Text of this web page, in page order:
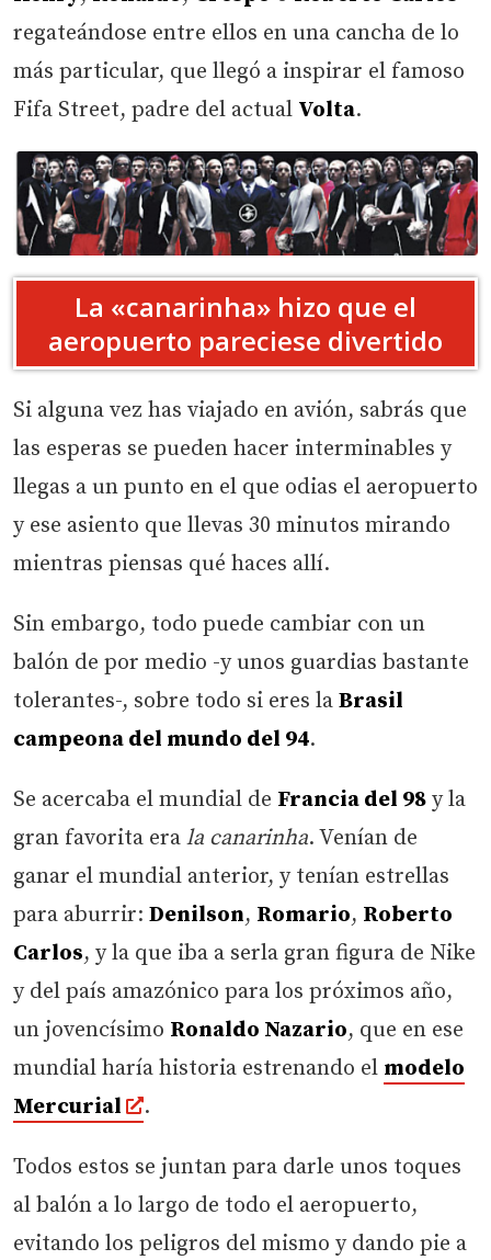
regateándose entre ellos en una cancha de lo
más particular, que llegó a inspirar el famoso
Fifa Street, padre del actual Volta.
La «canarinha» hizo que el
aeropuerto pareciese divertido
Si alguna vez has viajado en avión, sabrás que
las esperas se pueden hacer interminables y
llegas a un punto en el que odias el aeropuerto
y ese asiento que llevas 30 minutos mirando
mientras piensas qué haces allí.
Sin embargo, todo puede cambiar con un
balón de por medio -y unos guardias bastante
tolerantes-, sobre todo si eres la Brasil
campeona del mundo del 94.
Se acercaba el mundial de Francia del 98 y la
gran favorita era la canarinha. Venían de
ganar el mundial anterior, y tenían estrellas
para aburrir: Denilson, Romario, Roberto
Carlos, y la que iba a serla gran figura de Nike
y del país amazónico para los próximos año,
un jovencísimo Ronaldo Nazario, que en ese
mundial haría historia estrenando el modelo
Mercurial
.
Todos estos se juntan para darle unos toques
al balón a lo largo de todo el aeropuerto,
evitando los peligros del mismo y dando pie a